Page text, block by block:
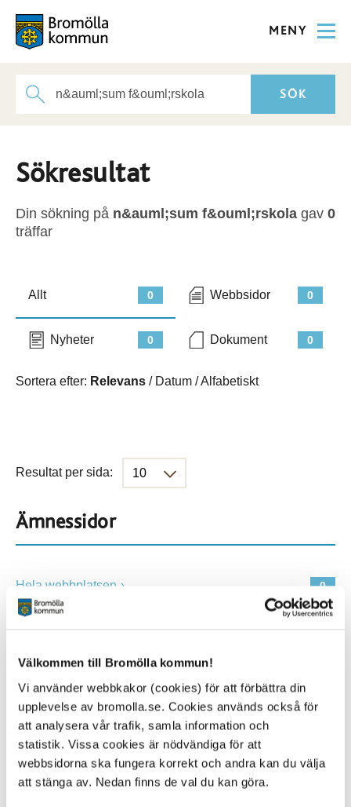
Välkommen till Bromölla kommun!
Vi använder webbkakor (cookies) för att förbättra din
upplevelse av bromolla.se. Cookies används också för
att analysera vår trafik, samla information och
statistik. Vissa cookies är nödvändiga för att
webbsidorna ska fungera korrekt och andra kan du välja
att stänga av. Nedan finns de val du kan göra.
MENY
Sökresultat
Din sökning på n&auml;sum f&ouml;rskola gav 0
träffar
0
Allt 0
Webbsidor
0
Nyheter 0
Dokument
Sortera efter: Relevans / Datum /Alfabetiskt
Resultat per sida:
Ämnessidor
0
Hela webbplatsen
Alla platser